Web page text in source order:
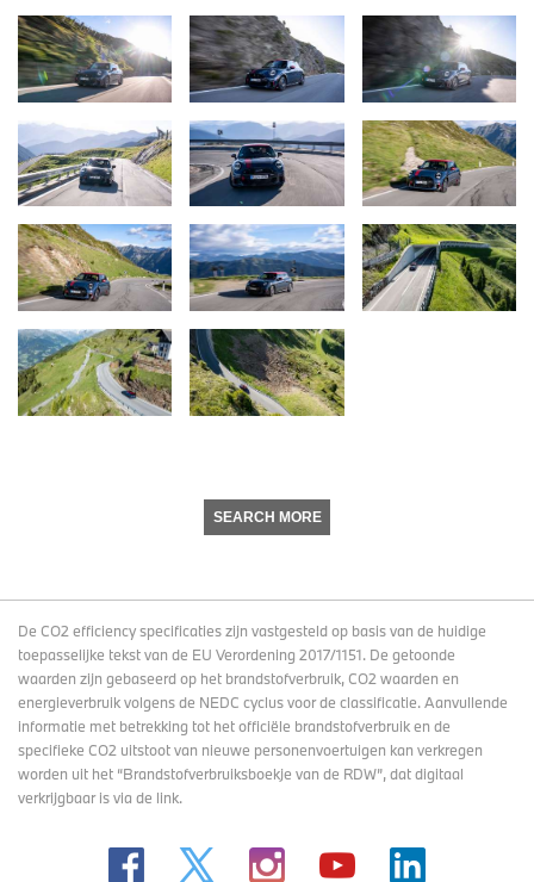
SEARCH MORE
De CO2 efficiency specificaties zijn vastgesteld op basis van de huidige
toepasselijke tekst van de EU Verordening 2017/1151. De getoonde
waarden zijn gebaseerd op het brandstofverbruik, CO2 waarden en
energieverbruik volgens de NEDC cyclus voor de classificatie. Aanvullende
informatie met betrekking tot het officiële brandstofverbruik en de
specifieke CO2 uitstoot van nieuwe personenvoertuigen kan verkregen
worden uit het “Brandstofverbruiksboekje van de RDW”, dat digitaal
verkrijgbaaris via de link.